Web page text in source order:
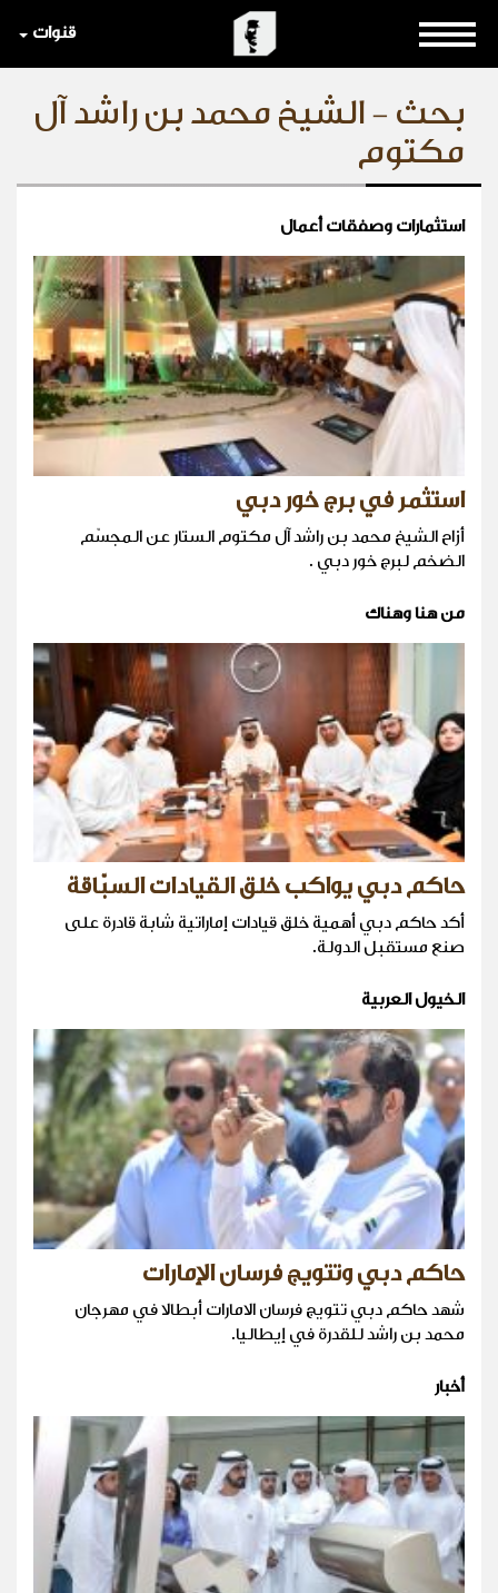
قنوات
بحث - الشيخ محمد بن راشد آل
مكتوم
استثمارات وصفقات أعمال
استثمر في برج خور دبي
أزاح الشيخ محمد بن راشد آل مكتوم الستار عن المجسّم
الضخم لبرج خور دبي .
من هنا وهناك
حاكم دبي يواكب خلق القيادات السبّاقة
أكد حاكم دبي أهمية خلق قيادات إماراتية شابة قادرة على
صنع مستقبل الدولة.
الخيول العربية
حاكم دبي وتتويج فرسان الإمارات
شهد حاكم دبي تتويج فرسان الامارات أبطالا في مهرجان
محمد بن راشد للقدرة في إيطاليا.
أخبار